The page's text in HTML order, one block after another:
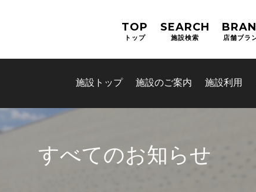
TOP
トップ
SEARCH
施設検索 店舗ブラ
施設トップ 施設のご案内 施設利用
すべてのお知らせ